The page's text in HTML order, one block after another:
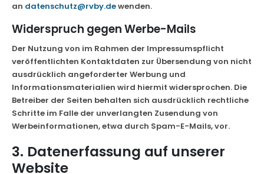
an datenschutz@rvby.dewenden.
Widerspruch gegen Werbe-Mails
Der Nutzung von im Rahmen der Impressumspflicht
veröffentlichten Kontaktdaten zur Übersendung von nicht
ausdrücklich angeforderter Werbung und
Informationsmaterialien wird hiermit widersprochen. Die
Betreiber der Seiten behalten sich ausdrücklich rechtliche
Schritte im Falle der unverlangten Zusendung von
Werbeinformationen, etwa durch Spam-E-Mails, vor.
3. Datenerfassung auf unserer
Website